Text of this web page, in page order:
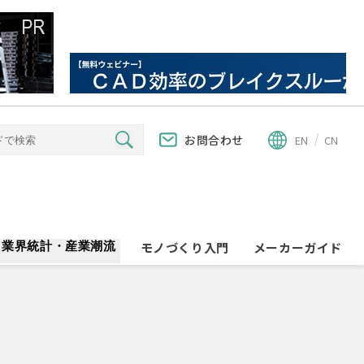
お問合わせ EN CN
業界統計・産業潮流 モノづくり入門 メーカーガイド